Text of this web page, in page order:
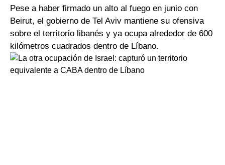
Pese a haber firmado un alto al fuego en junio con
Beirut, el gobierno de Tel Aviv mantiene su ofensiva
sobre el territorio libanés y ya ocupa alrededor de 600
kilómetros cuadrados dentro de Líbano.